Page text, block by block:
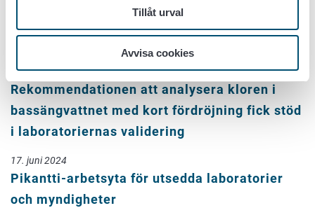
Tillåt urval
Avvisa cookies
17. juni 2024
Rekommendationen att analysera kloren i
bassängvattnet med kort fördröjning fick stöd
i laboratoriernas validering
17. juni 2024
Pikantti-arbetsyta för utsedda laboratorier
och myndigheter